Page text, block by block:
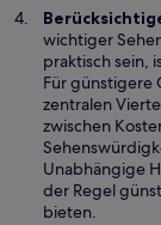
wichtiger
praktisch sein,
Für günstigere
zentralen
zwischen
Unabhängige
der Regel
bieten.